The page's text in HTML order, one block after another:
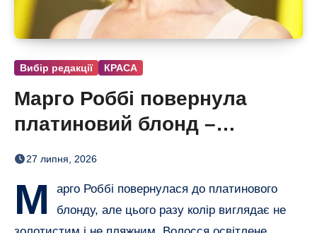
Вибір редакції КРАСА
Марго Роббі повернула
платиновий блонд –
настільки світлого волосся
27 липня, 2026
М
арго Роббі повернулася до платинового
блонду, але цього разу колір виглядає не